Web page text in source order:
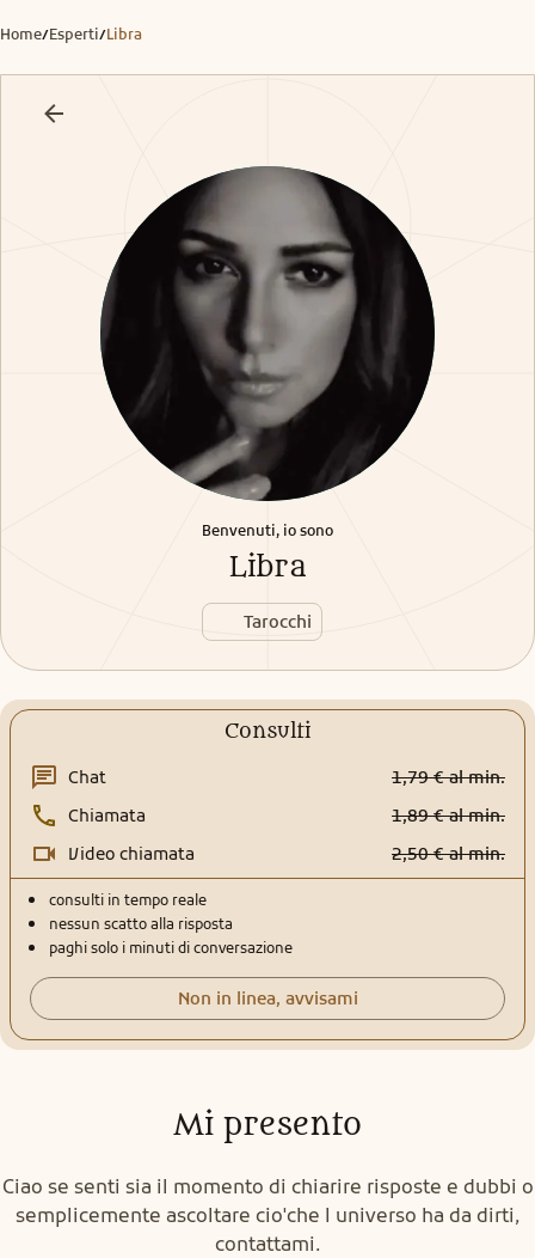
Home/Esperti/Libra
Benvenuti, io sono
Libra
Tarocchi
Consulti
Chat
1,79 € al min.
Chiamata
1,89 € al min.
Video chiamata
2,50 € al min.
consulti in tempo reale
nessun scatto alla risposta
paghi solo i minuti di conversazione
Non in linea, avvisami
Mi presento
Ciao se senti sia il momento di chiarire risposte e dubbi o
semplicemente ascoltare cio'che l universo ha da dirti,
contattami.